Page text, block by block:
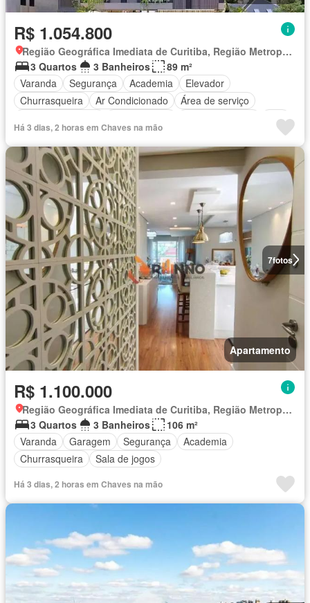
R$ 1.054.800
Região Geográfica Imediata de Curitiba, Região Metropolitana de Curitiba
3 Quartos
3 Banheiros
89 m²
Varanda
Segurança Academia
Elevador
Churrasqueira
Ar Condicionado
Área de serviço
Spa
Totalmente mobiliado
Há 3 dias, 2 horas em Chaves na mão
7fotos
Apartamento
R$ 1.100.000
Região Geográfica Imediata de Curitiba, Região Metropolitana de Curitiba
3 Quartos
3 Banheiros
106 m²
Varanda
Garagem Segurança
Academia
Churrasqueira
Sala de jogos
Há 3 dias, 2 horas em Chaves na mão